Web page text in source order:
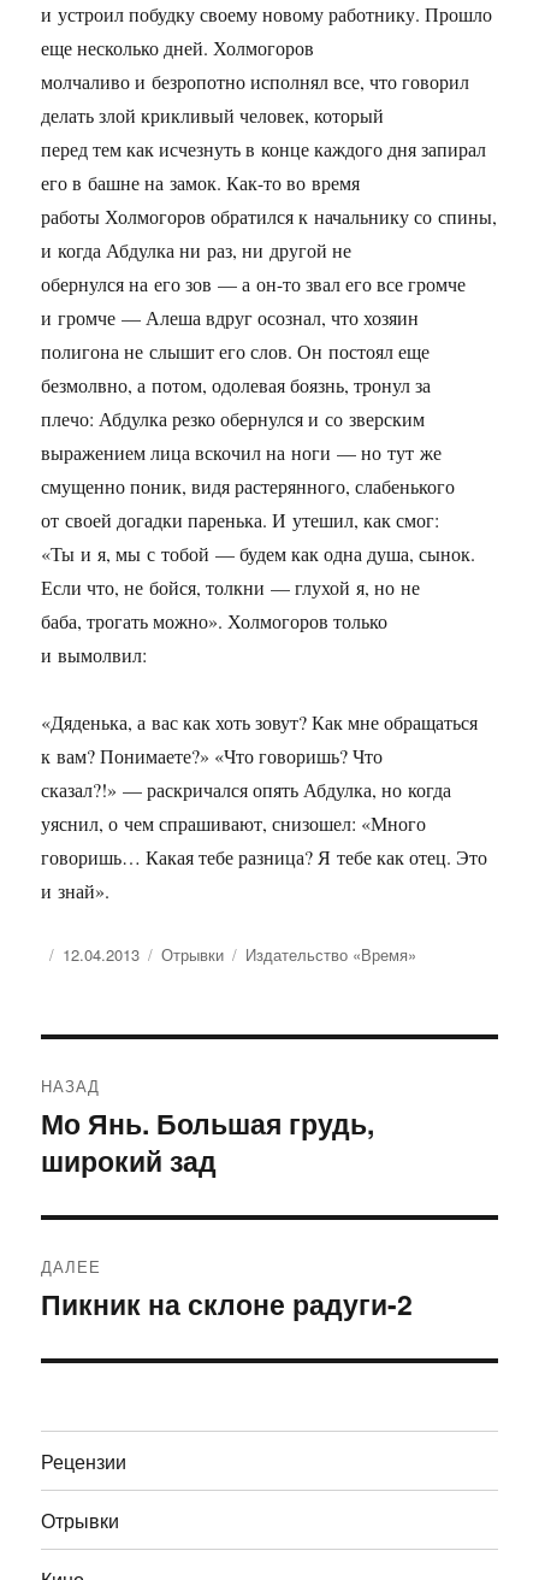
и устроил побудку своему новому работнику. Прошло
еще несколько дней. Холмогоров
молчаливо и безропотно исполнял все, что говорил
делать злой крикливый человек, который
перед тем как исчезнуть в конце каждого дня запирал
его в башне на замок. Как-то во время
работы Холмогоров обратился к начальнику со спины,
и когда Абдулка ни раз, ни другой не
обернулся на его зов — а он-то звал его все громче
и громче — Алеша вдруг осознал, что хозяин
полигона не слышит его слов. Он постоял еще
безмолвно, а потом, одолевая боязнь, тронул за
плечо: Абдулка резко обернулся и со зверским
выражением лица вскочил на ноги — но тут же
смущенно поник, видя растерянного, слабенького
от своей догадки паренька. И утешил, как смог:
«Ты и я, мы с тобой — будем как одна душа, сынок.
Если что, не бойся, толкни — глухой я, но не
баба, трогать можно». Холмогоров только
и вымолвил:
«Дяденька, а вас как хоть зовут? Как мне обращаться
к вам? Понимаете?» «Что говоришь? Что
сказал?!» — раскричался опять Абдулка, но когда
уяснил, о чем спрашивают, снизошел: «Много
говоришь… Какая тебе разница? Я тебе как отец. Это
и знай».
Опубликовано
12.04.2013 Рубрики
Отрывки Метки
Издательство «Время»
по
записям
НАЗАД
Предыдущая
запись:
Мо Янь. Большая грудь,
широкий зад
ДАЛЕЕ
Следующая
Пикник на склоне радуги-2
Рецензии
Отрывки